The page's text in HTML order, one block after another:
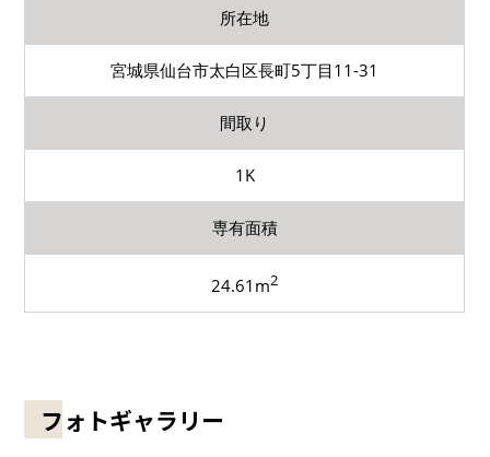
所在地
宮城県仙台市太白区長町5丁目11-31
間取り
1K
専有面積
24.61m2
フォトギャラリー